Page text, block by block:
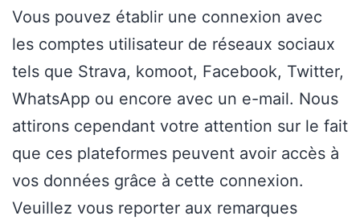
Vous pouvez établir une connexion avec
les comptes utilisateur de réseaux sociaux
tels que Strava, komoot, Facebook, Twitter,
WhatsApp ou encore avec un e-mail. Nous
attirons cependant votre attention sur le fait
que ces plateformes peuvent avoir accès à
vos données grâce à cette connexion.
Veuillez vous reporter aux remarques